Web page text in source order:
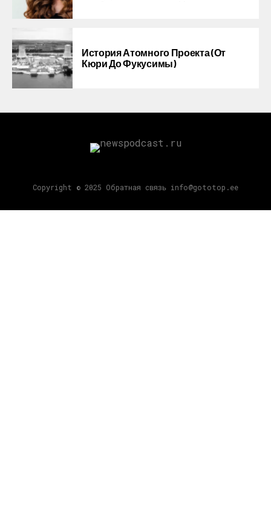
История Атомного Проекта (от
Кюри До Фукусимы)
Copyright © 2025 Обратная связь info@gototop.ee